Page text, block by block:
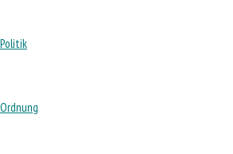
Politik
Ordnung